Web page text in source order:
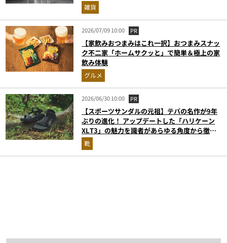
雑貨
2026/07/09 10:00 PR
【家飲みおつまみはこれ一択】おつまみスナッ
ク不二家「ホームサクッと」で簡単＆極上の家
飲み体験
グルメ
2026/06/30 10:00 PR
【スポーツサンダルの元祖】テバの名作が9年
ぶりの進化！ アップデートした「ハリケーン
XLT3」の魅力を識者があらゆる角度から徹底
解説！
靴